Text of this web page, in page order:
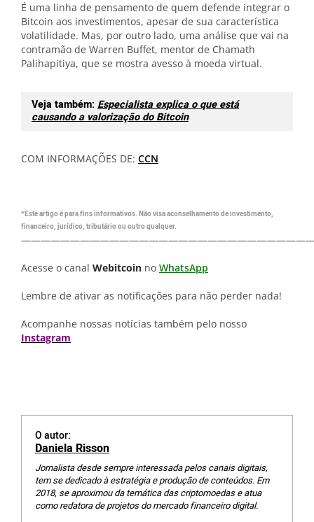
É uma linha de pensamento de quem defende integrar o
Bitcoin aos investimentos, apesar de sua característica
volatilidade. Mas, por outro lado, uma análise que vai na
contramão de Warren Buffet, mentor de Chamath
Palihapitiya, que se mostra avesso à moeda virtual.
Veja também:Especialista explica o que está
causando a valorização do Bitcoin
COM INFORMAÇÕES DE: CCN
*Este artigo é para fins informativos. Não visa aconselhamento de investimento,
financeiro, jurídico, tributário ou outro qualquer.
Acesse o canal Webitcoin no WhatsApp
Lembre de ativar as notificações para não perder nada!
Acompanhe nossas notícias também pelo nosso
Instagram
O autor:
Daniela Risson
Jornalista desde sempre interessada pelos canais digitais,
tem se dedicado à estratégia e produção de conteúdos. Em
2018, se aproximou da temática das criptomoedas e atua
como redatora de projetos do mercado financeiro digital.